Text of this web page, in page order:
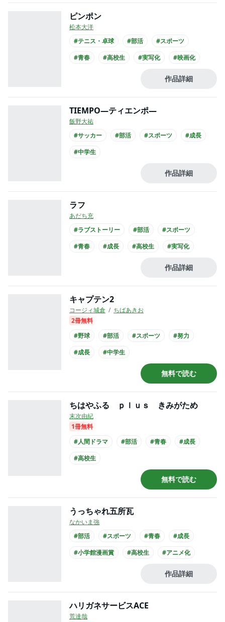
ピンポン
松本大洋
#テニス・卓球
#部活
#スポーツ
#青春
#高校生 #実写化 #映画化
作品詳細
TIEMPO―ティエンポ―
飯野大祐
#サッカー
#部活 #スポーツ
#成長
#中学生
作品詳細
ラフ
あだち充
#ラブストーリー
#部活
#スポーツ
#青春
#成長 #高校生
#実写化
作品詳細
キャプテン2
コージィ城倉
ちばあきお
2冊無料
#野球
#部活 #スポーツ
#努力
#成長
#中学生
無料で読む
ちはやふる ｐｌｕｓ きみがため
末次由紀
1冊無料
#人間ドラマ
#部活 #青春
#成長
#高校生
無料で読む
うっちゃれ五所瓦
なかいま強
#部活
#スポーツ #青春
#成長
#小学館漫画賞
#高校生 #アニメ化
作品詳細
ハリガネサービスACE
荒達哉